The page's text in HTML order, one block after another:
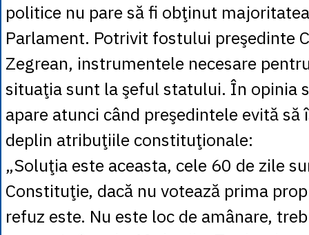
politice nu pare să fi obţinut
Parlament. Potrivit fostului preşedinte
Zegrean, instrumentele necesare
situaţia sunt la şeful statului. În opinia
apare atunci când preşedintele evită să
deplin atribuţiile constituţionale:
„Soluţia este aceasta, cele 60 de zile
Constituţie, dacă nu votează prima
refuz este. Nu este loc de amânare,